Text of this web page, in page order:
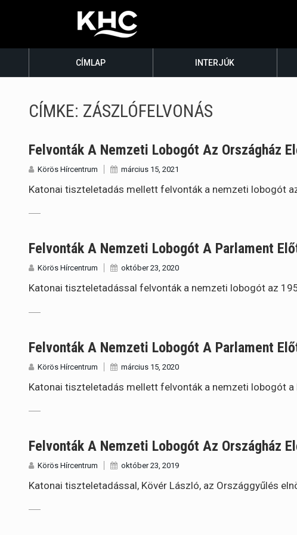
CÍMLAP INTERJÚK
CÍMKE: ZÁSZLÓFELVONÁS
Felvonták A Nemzeti Lobogót Az Országház
Körös Hírcentrum március 15, 2021
Katonai tiszteletadás mellett felvonták a nemzeti lobogót
Felvonták A Nemzeti Lobogót A Parlament
Körös Hírcentrum október 23, 2020
Katonai tiszteletadással felvonták a nemzeti lobogót az
Felvonták A Nemzeti Lobogót A Parlament
Körös Hírcentrum március 15, 2020
Katonai tiszteletadás mellett felvonták a nemzeti lobogót
Felvonták A Nemzeti Lobogót Az Országház
Körös Hírcentrum október 23, 2019
Katonai tiszteletadással, Kövér László, az Országgyűlés